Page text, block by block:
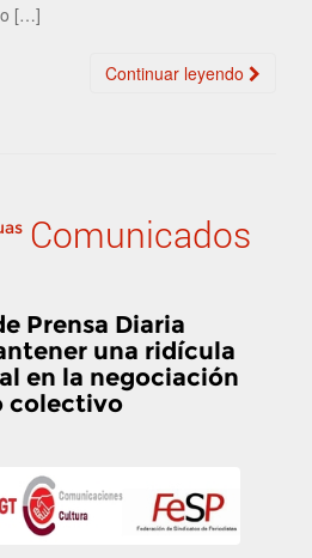
[…]
Continuar leyendo
de
Comunicados
Prensa Diaria
una ridícula
en la negociación
colectivo